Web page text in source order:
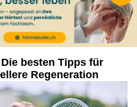
besten Tipps für
Regeneration